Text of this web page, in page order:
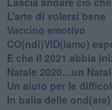
L’arte di volersi bene
​Vaccino emotivo
CO(ndi)VID(iamo)
​E che il 2021 abbia
​Natale 2020…un
Un aiuto per le
​In balia delle ond(ate)